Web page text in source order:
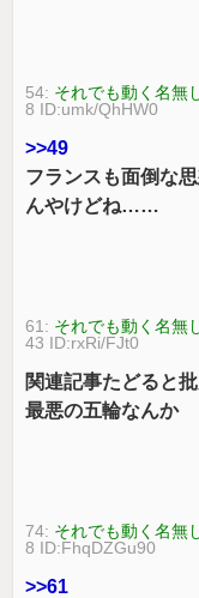
54: それでも動く名無
8 ID:umk/QhHW0
>>49
フランスも面倒な
んやけどね……
61: それでも動く名無
43 ID:rxRi/FJt0
関連記事たどると
最悪の五輪なんか
74: それでも動く名無
8 ID:FhqDZGu90
>>61